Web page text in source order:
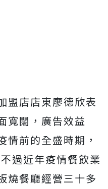
盟店店東廖德欣表
寬闊，廣告效益
情前的全盛時期，
過近年疫情餐飲業
燒餐廳經營三十多